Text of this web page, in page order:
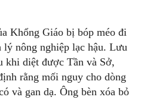
Khổng Giáo bị bóp méo đi
lý nông nghiệp lạc hậu. Lưu
khi diệt được Tần và Sở,
rằng mối nguy cho dòng
và gan dạ. Ông bèn xóa bỏ